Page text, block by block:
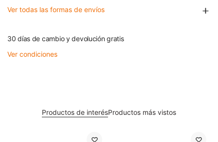
Ver todas las formas de envíos
30 días de cambio y devolución gratis
Ver condiciones
Productos de interésProductos más vistos